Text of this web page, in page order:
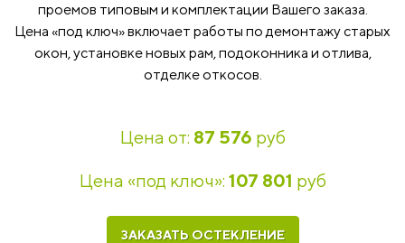
проемов типовым и комплектации Вашего заказа.
Цена «под ключ» включает работы по демонтажу старых
окон, установке новых рам, подоконника и отлива,
отделке откосов.
Цена от: 87 576 руб
Цена «под ключ»: 107 801 руб
ЗАКАЗАТЬ ОСТЕКЛЕНИЕ